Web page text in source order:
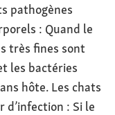
pathogènes
: Quand le
très fines sont
les bactéries
hôte. Les chats
d’infection : Si le